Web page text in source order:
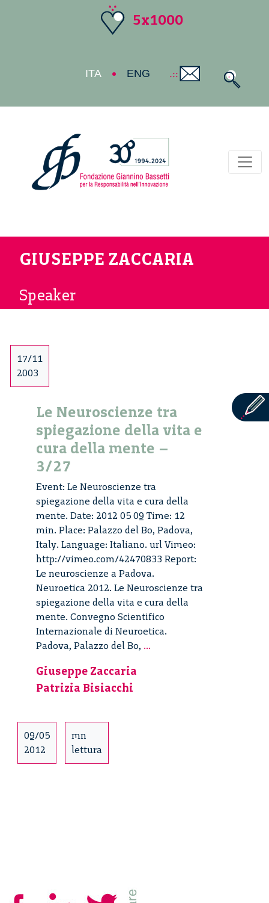
5x1000
ITA ENG
GIUSEPPE ZACCARIA
Speaker
17/11
2003
Le Neuroscienze tra
spiegazione della vita e
cura della mente –
3/27
Event: Le Neuroscienze tra
spiegazione della vita e cura della
mente. Date: 2012 05 09 Time: 12
min. Place: Palazzo del Bo, Padova,
Italy. Language: Italiano. url Vimeo:
http://vimeo.com/42470833 Report:
Le neuroscienze a Padova.
Neuroetica 2012. Le Neuroscienze tra
spiegazione della vita e cura della
mente. Convegno Scientifico
Internazionale di Neuroetica.
Padova, Palazzo del Bo, ...
Giuseppe Zaccaria
Patrizia Bisiacchi
09/05
2012
mn
lettura